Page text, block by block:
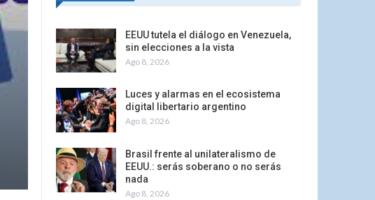
EEUU tutela el diálogo en Venezuela,
sin elecciones a la vista
Ago 8, 2026
Luces y alarmas en el ecosistema
digital libertario argentino
Ago 8, 2026
Brasil frente al unilateralismo de
EEUU.: serás soberano o no serás
nada
Ago 8, 2026